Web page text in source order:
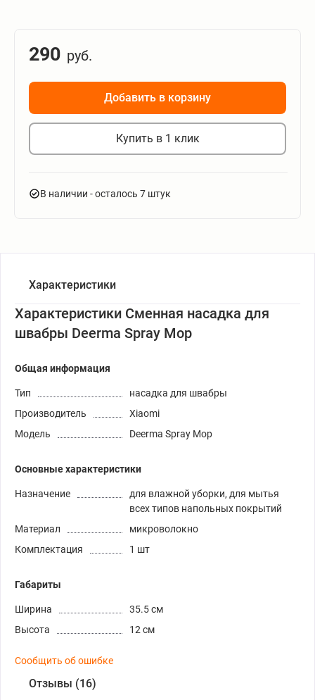
290 руб.
Добавить в корзину
Купить в 1 клик
В наличии - осталось 7 штук
Характеристики
Характеристики Сменная насадка для
швабры Deerma Spray Mop
Общая информация
Тип
насадка для швабры
Производитель
Xiaomi
Модель
Deerma Spray Mop
Основные характеристики
Назначение
для влажной уборки, для мытья
всех типов напольных покрытий
Материал
микроволокно
Комплектация
1 шт
Габариты
Ширина
35.5 см
Высота
12 см
Сообщить об ошибке
Отзывы (16)